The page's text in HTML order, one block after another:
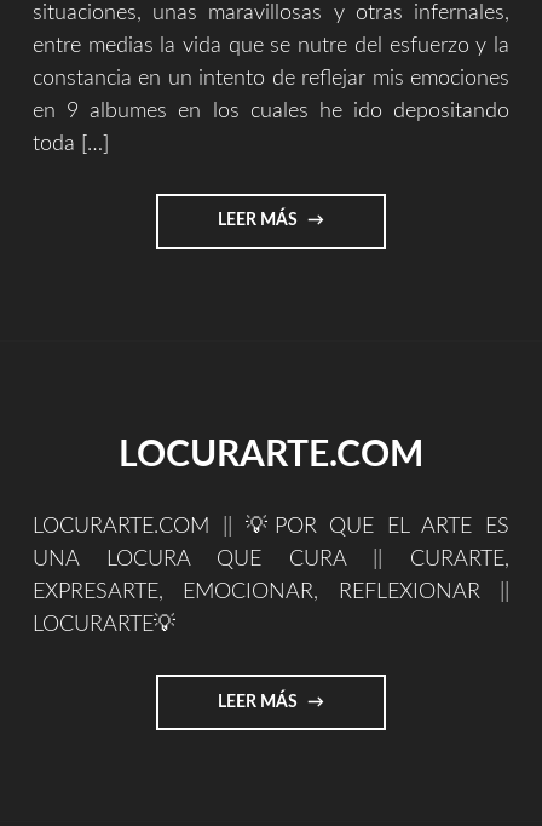
situaciones, unas maravillosas y otras infernales,
entre medias la vida que se nutre del esfuerzo y la
constancia en un intento de reflejar mis emociones
en 9 albumes en los cuales he ido depositando
toda […]
LEER MÁS "ALBUMES
DESDE
LOCURARTE.COM
LOCURARTE.COM || 💡POR QUE EL ARTE ES
UNA LOCURA QUE CURA || CURARTE,
EXPRESARTE, EMOCIONAR, REFLEXIONAR ||
LOCURARTE💡
LEER MÁS "LOCURARTE.COM"